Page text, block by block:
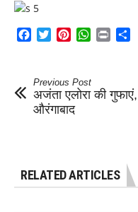
Facebook
TwitterPinterestWhatsApp
Print
Previous Post
अजंता एलोरा की गुफाएं,
औरंगाबाद
RELATED ARTICLES